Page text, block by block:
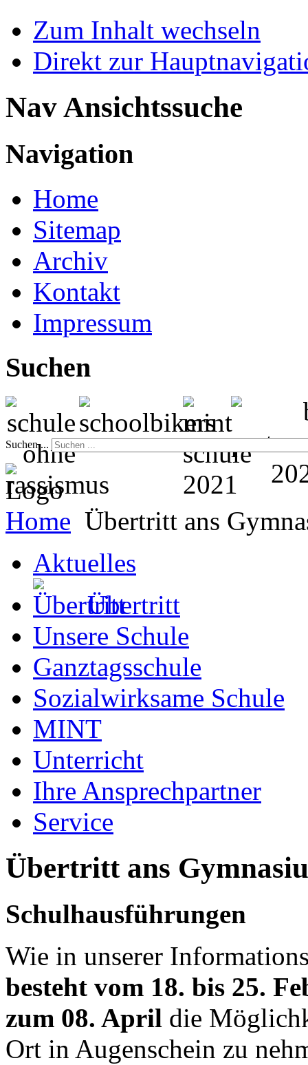
Zum Inhalt wechseln
Direkt zur
Nav Ansichtssuche
Navigation
Home
Sitemap
Archiv
Kontakt
Impressum
Suchen
Suchen ...
Home Übertritt ans
Aktuelles
Übertritt
Unsere Schule
Ganztagsschule
Sozialwirksame Schule
MINT
Unterricht
Ihre Ansprechpartner
Service
Übertritt ans
Schulhausführungen
Wie in unserer
besteht vom 18. bis 25.
zum 08. April die
Ort in Augenschein zu